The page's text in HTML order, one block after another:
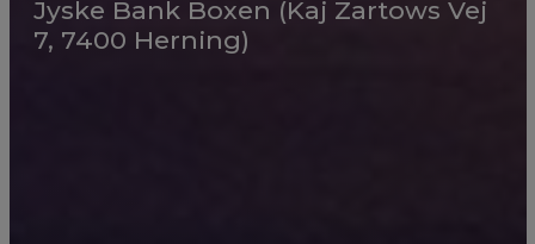
Jyske Bank Boxen (Kaj Zartows Vej
7, 7400 Herning)